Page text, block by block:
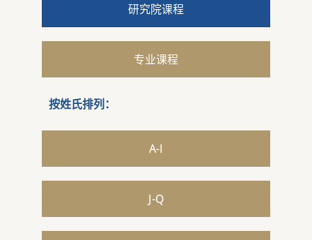
研究院课程
专业课程
按姓氏排列：
A-I
J-Q